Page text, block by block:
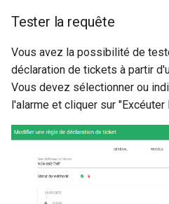
Tester la requête
Vous avez la possibilité de
déclaration de tickets à partir
Vous devez sélectionner ou
l'alarme et cliquer sur "Excéuter